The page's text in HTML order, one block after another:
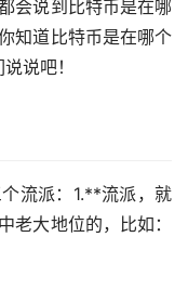
会说到 比特币是在哪
知道比特币是在哪个
说吧！
流派：1.**流派，就
老大地位的，比如：